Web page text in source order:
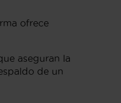
ofrece
aseguran la
de un